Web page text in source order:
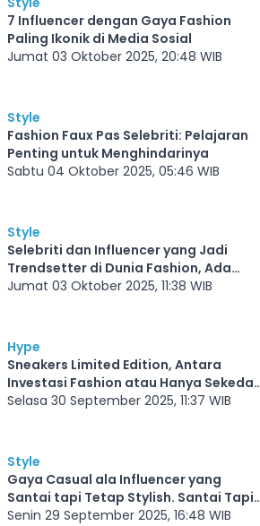
7 Influencer dengan Gaya Fashion
Paling Ikonik di Media Sosial
Jumat 03 Oktober 2025, 20:48 WIB
Style
Fashion Faux Pas Selebriti: Pelajaran
Penting untuk Menghindarinya
Sabtu 04 Oktober 2025, 05:46 WIB
Style
Selebriti dan Influencer yang Jadi
Trendsetter di Dunia Fashion, Ada
Idola Kamu?
Jumat 03 Oktober 2025, 11:38 WIB
Hype
Sneakers Limited Edition, Antara
Investasi Fashion atau Hanya Sekedar
Gaya?
Selasa 30 September 2025, 11:37 WIB
Style
Gaya Casual ala Influencer yang
Santai tapi Tetap Stylish. Santai Tapi
Tetap Fashionable
Senin 29 September 2025, 16:48 WIB